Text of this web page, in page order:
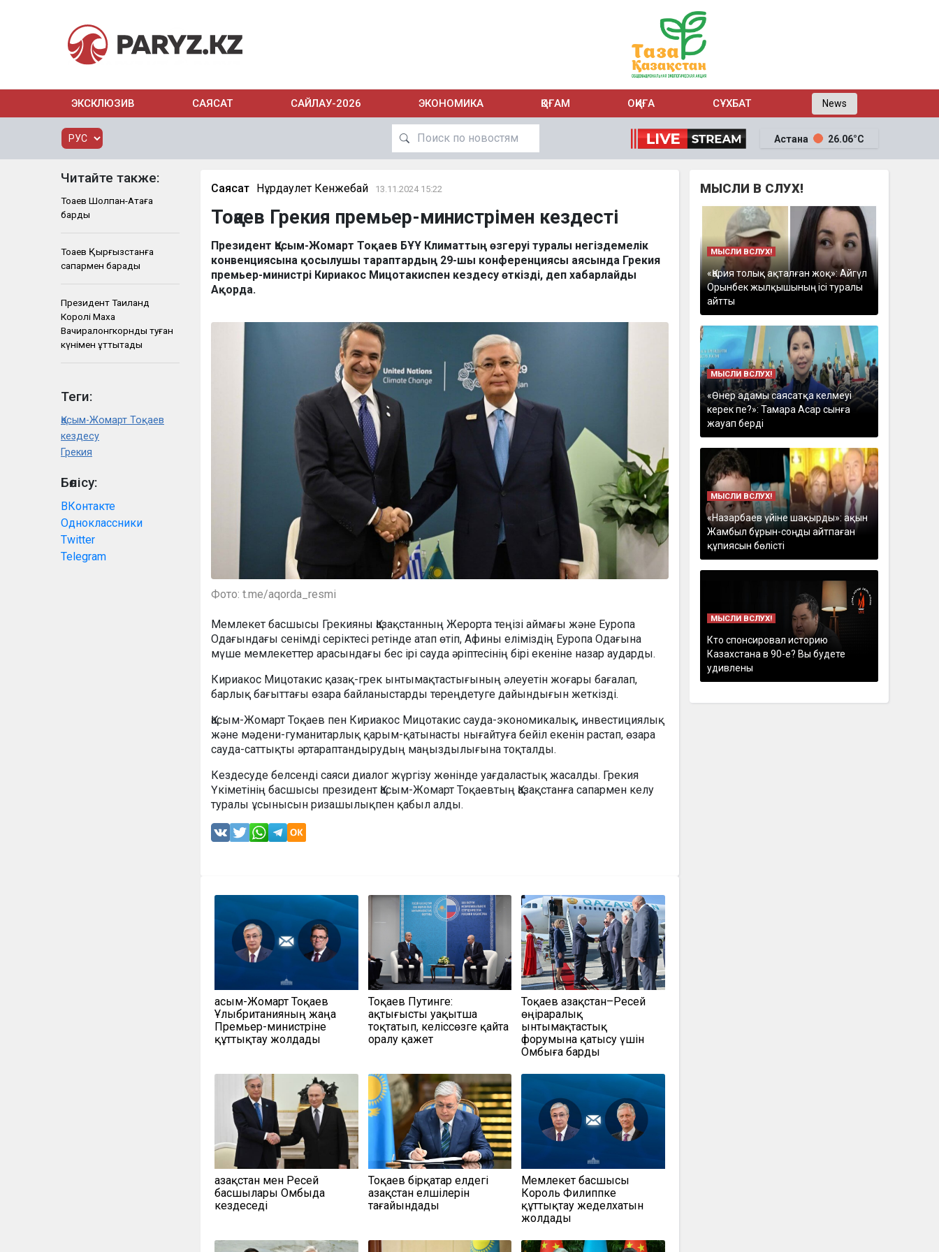
ЭКСКЛЮЗИВ САЯСАТ САЙЛАУ-2026 ЭКОНОМИКА ҚОҒАМ ОҚИҒА СҰХБАТ News
Астана 26.06°C
Читайте также:
Тоқаев Шолпан-Атаға
барды
Тоқаев Қырғызстанға
сапармен барады
Президент Таиланд
Королі Маха
Вачиралонгкорнды туған
күнімен құттықтады
Теги:
Қасым-Жомарт Тоқаев
кездесу
Грекия
Бөлісу:
ВКонтакте
Одноклассники
Twitter
Telegram
Саясат Нұрдаулет Кенжебай 13.11.2024 15:22
Тоқаев Грекия премьер-министрімен кездесті
Президент Қасым-Жомарт Тоқаев БҰҰ Климаттың өзгеруі туралы негіздемелік
конвенциясына қосылушы тараптардың 29-шы конференциясы аясында Грекия
премьер-министрі Кириакос Мицотакиспен кездесу өткізді, деп хабарлайды
Ақорда.
Фото: t.me/aqorda_resmi
Мемлекет басшысы Грекияны Қазақстанның Жерорта теңізі аймағы және Еуропа
Одағындағы сенімді серіктесі ретінде атап өтіп, Афины еліміздің Еуропа Одағына
мүше мемлекеттер арасындағы бес ірі сауда әріптесінің бірі екеніне назар аударды.
Кириакос Мицотакис қазақ-грек ынтымақтастығының әлеуетін жоғары бағалап,
барлық бағыттағы өзара байланыстарды тереңдетуге дайындығын жеткізді.
Қасым-Жомарт Тоқаев пен Кириакос Мицотакис сауда-экономикалық, инвестициялық
және мәдени-гуманитарлық қарым-қатынасты нығайтуға бейіл екенін растап, өзара
сауда-саттықты әртараптандырудың маңыздылығына тоқталды.
Кездесуде белсенді саяси диалог жүргізу жөнінде уағдаластық жасалды. Грекия
Үкіметінің басшысы президент Қасым-Жомарт Тоқаевтың Қазақстанға сапармен келу
туралы ұсынысын ризашылықпен қабыл алды.
Қасым-Жомарт Тоқаев
Ұлыбританияның жаңа
Премьер-министріне
құттықтау жолдады
Тоқаев Путинге:
Қақтығысты уақытша
тоқтатып, келіссөзге қайта
оралу қажет
Тоқаев Қазақстан–Ресей
өңіраралық
ынтымақтастық
форумына қатысу үшін
Омбыға барды
Қазақстан мен Ресей
басшылары Омбыда
кездеседі
Тоқаев бірқатар елдегі
Қазақстан елшілерін
тағайындады
Мемлекет басшысы
Король Филиппке
құттықтау жеделхатын
жолдады
МЫСЛИ В СЛУХ!
МЫСЛИ ВСЛУХ!
«Қария толық ақталған жоқ»: Айгүл
Орынбек жылқышының ісі туралы
айтты
МЫСЛИ ВСЛУХ!
«Өнер адамы саясатқа келмеуі
керек пе?»: Тамара Асар сынға
жауап берді
МЫСЛИ ВСЛУХ!
«Назарбаев үйіне шақырды»: ақын
Жамбыл бұрын-соңды айтпаған
құпиясын бөлісті
МЫСЛИ ВСЛУХ!
Кто спонсировал историю
Казахстана в 90-е? Вы будете
удивлены